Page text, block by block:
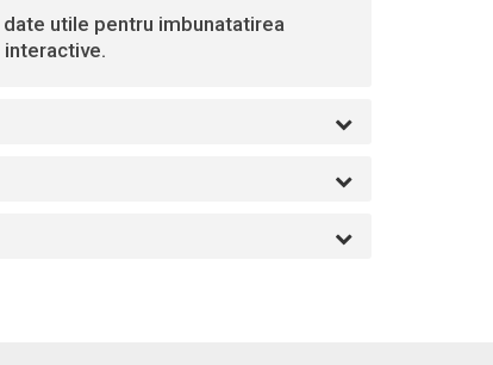
utile pentru imbunatatirea